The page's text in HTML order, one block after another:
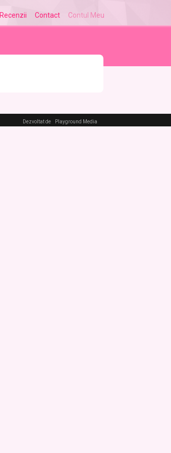
Recenzii Contact Contul Meu
Dezvoltat de Playground Media